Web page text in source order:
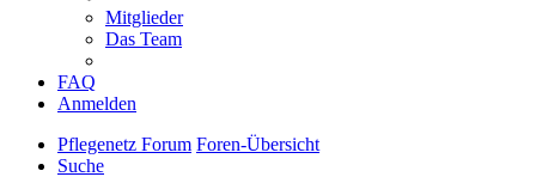
Mitglieder
Das Team
FAQ
Anmelden
Pflegenetz Forum Foren-Übersicht
Suche